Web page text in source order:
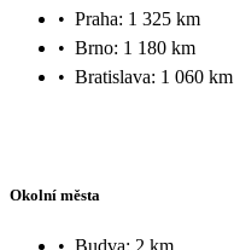
• Praha: 1 325 km
• Brno: 1 180 km
• Bratislava: 1 060 km
Okolní města
• Budva: 2 km